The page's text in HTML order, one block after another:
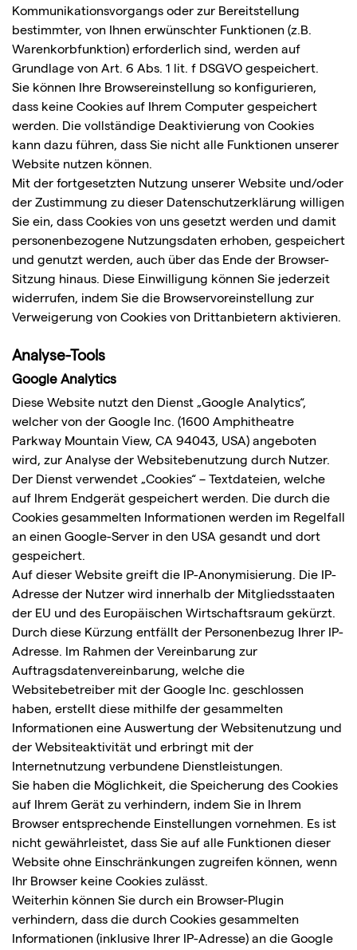
Kommunikationsvorgangs oder zur Bereitstellung
bestimmter, von Ihnen erwünschter Funktionen (z.B.
Warenkorbfunktion) erforderlich sind, werden auf
Grundlage von Art. 6 Abs. 1 lit. f DSGVO gespeichert.
Sie können Ihre Browsereinstellung so konfigurieren,
dass keine Cookies auf Ihrem Computer gespeichert
werden. Die vollständige Deaktivierung von Cookies
kann dazu führen, dass Sie nicht alle Funktionen unserer
Website nutzen können.
Mit der fortgesetzten Nutzung unserer Website und/oder
der Zustimmung zu dieser Datenschutzerklärung willigen
Sie ein, dass Cookies von uns gesetzt werden und damit
personenbezogene Nutzungsdaten erhoben, gespeichert
und genutzt werden, auch über das Ende der Browser-
Sitzung hinaus. Diese Einwilligung können Sie jederzeit
widerrufen, indem Sie die Browservoreinstellung zur
Verweigerung von Cookies von Drittanbietern aktivieren.
Analyse-Tools
Google Analytics
Diese Website nutzt den Dienst „Google Analytics“,
welcher von der Google Inc. (1600 Amphitheatre
Parkway Mountain View, CA 94043, USA) angeboten
wird, zur Analyse der Websitebenutzung durch Nutzer.
Der Dienst verwendet „Cookies“ – Textdateien, welche
auf Ihrem Endgerät gespeichert werden. Die durch die
Cookies gesammelten Informationen werden im Regelfall
an einen Google-Server in den USA gesandt und dort
gespeichert.
Auf dieser Website greift die IP-Anonymisierung. Die IP-
Adresse der Nutzer wird innerhalb der Mitgliedsstaaten
der EU und des Europäischen Wirtschaftsraum gekürzt.
Durch diese Kürzung entfällt der Personenbezug Ihrer IP-
Adresse. Im Rahmen der Vereinbarung zur
Auftragsdatenvereinbarung, welche die
Websitebetreiber mit der Google Inc. geschlossen
haben, erstellt diese mithilfe der gesammelten
Informationen eine Auswertung der Websitenutzung und
der Websiteaktivität und erbringt mit der
Internetnutzung verbundene Dienstleistungen.
Sie haben die Möglichkeit, die Speicherung des Cookies
auf Ihrem Gerät zu verhindern, indem Sie in Ihrem
Browser entsprechende Einstellungen vornehmen. Es ist
nicht gewährleistet, dass Sie auf alle Funktionen dieser
Website ohne Einschränkungen zugreifen können, wenn
Ihr Browser keine Cookies zulässt.
Weiterhin können Sie durch ein Browser-Plugin
verhindern, dass die durch Cookies gesammelten
Informationen (inklusive Ihrer IP-Adresse) an die Google